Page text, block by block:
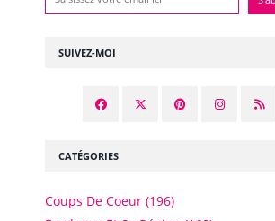
SUIVEZ-MOI
CATÉGORIES
Coups De Coeur (196)